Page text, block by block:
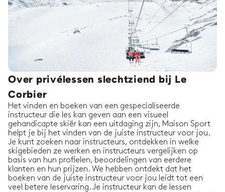
Over privélessen slechtziend bij Le
Corbier
Het vinden en boeken van een gespecialiseerde
instructeur die les kan geven aan een visueel
gehandicapte skiër kan een uitdaging zijn, Maison Sport
helpt je bij het vinden van de juiste instructeur voor jou.
Je kunt zoeken naar instructeurs, ontdekken in welke
skigebieden ze werken en instructeurs vergelijken op
basis van hun profielen, beoordelingen van eerdere
klanten en hun prijzen. We hebben ontdekt dat het
boeken van de juiste instructeur voor jou leidt tot een
veel betere leservaring. Je instructeur kan de lessen